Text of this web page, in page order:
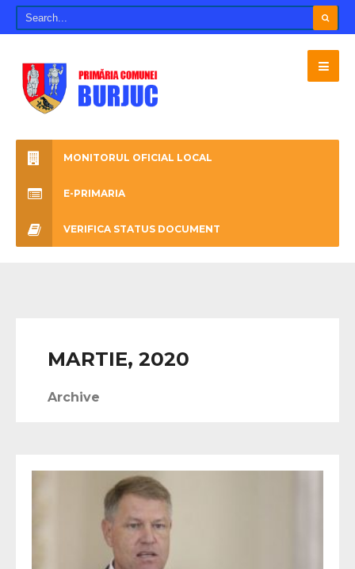
MONITORUL OFICIAL LOCAL
E-PRIMARIA
VERIFICA STATUS DOCUMENT
MARTIE, 2020
Archive